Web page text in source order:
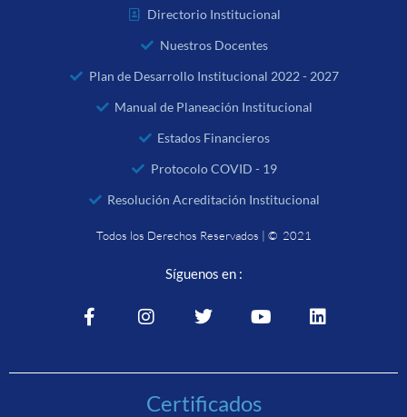
Directorio Institucional
Nuestros Docentes
Plan de Desarrollo Institucional 2022 - 2027
Manual de Planeación Institucional
Estados Financieros
Protocolo COVID - 19
Resolución Acreditación Institucional
Todos los Derechos Reservados | © 2021
Síguenos en :
Certificados